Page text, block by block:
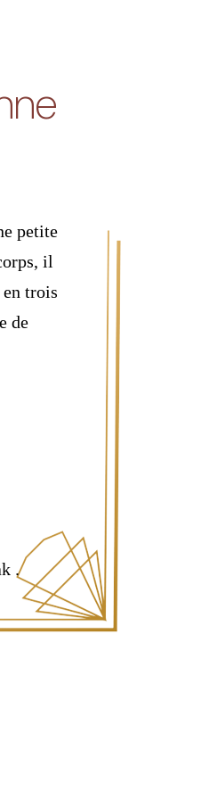
petite
il
trois
de
.